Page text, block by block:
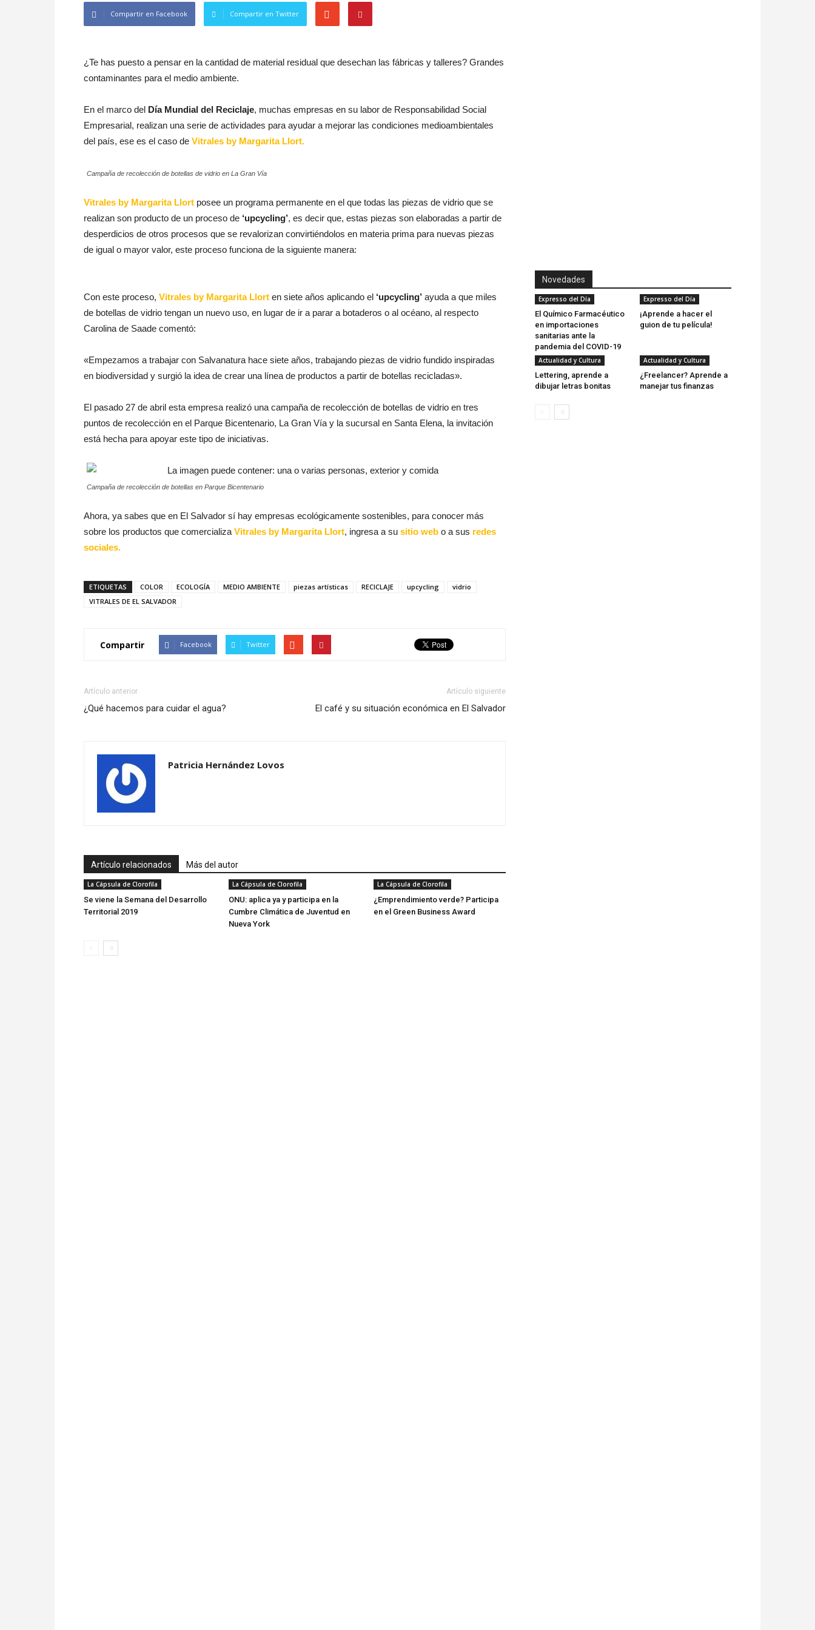
Compartir en Facebook Compartir en Twitter
¿Te has puesto a pensar en la cantidad de material residual que desechan las fábricas y talleres? Grandes
contaminantes para el medio ambiente.
En el marco del Día Mundial del Reciclaje, muchas empresas en su labor de Responsabilidad Social
Empresarial, realizan una serie de actividades para ayudar a mejorar las condiciones medioambientales
del país, ese es el caso de Vitrales by Margarita Llort.
Campaña de recolección de botellas de vidrio en La Gran Vía
Vitrales by Margarita Llort posee un programa permanente en el que todas las piezas de vidrio que se
realizan son producto de un proceso de ‘upcycling’, es decir que, estas piezas son elaboradas a partir de
desperdicios de otros procesos que se revalorizan convirtiéndolos en materia prima para nuevas piezas
de igual o mayor valor, este proceso funciona de la siguiente manera:
Con este proceso, Vitrales by Margarita Llort en siete años aplicando el ‘upcycling’ ayuda a que miles
de botellas de vidrio tengan un nuevo uso, en lugar de ir a parar a botaderos o al océano, al respecto
Carolina de Saade comentó:
«Empezamos a trabajar con Salvanatura hace siete años, trabajando piezas de vidrio fundido inspiradas
en biodiversidad y surgió la idea de crear una línea de productos a partir de botellas recicladas».
El pasado 27 de abril esta empresa realizó una campaña de recolección de botellas de vidrio en tres
puntos de recolección en el Parque Bicentenario, La Gran Vía y la sucursal en Santa Elena, la invitación
está hecha para apoyar este tipo de iniciativas.
Campaña de recolección de botellas en Parque Bicentenario
Ahora, ya sabes que en El Salvador sí hay empresas ecológicamente sostenibles, para conocer más
sobre los productos que comercializa Vitrales by Margarita Llort, ingresa a su sitio web o a sus redes
sociales.
ETIQUETAS COLOR ECOLOGÍA MEDIO AMBIENTE piezas artísticas RECICLAJE upcycling
vidrio
VITRALES DE EL SALVADOR
Compartir Facebook Twitter
Artículo anterior
¿Qué hacemos para cuidar el agua?
Artículo siguiente
El café y su situación económica en El Salvador
Patricia Hernández Lovos
Artículo relacionados Más del autor
La Cápsula de Clorofila
Se viene la Semana del Desarrollo
Territorial 2019
La Cápsula de Clorofila
ONU: aplica ya y participa en la
Cumbre Climática de Juventud en
Nueva York
La Cápsula de Clorofila
¿Emprendimiento verde? Participa
en el Green Business Award
Novedades
Expresso del Día
El Químico Farmacéutico
en importaciones
sanitarias ante la
pandemia del COVID-19
Expresso del Día
¡Aprende a hacer el
guion de tu película!
Actualidad y Cultura
Lettering, aprende a
dibujar letras bonitas
Actualidad y Cultura
¿Freelancer? Aprende a
manejar tus finanzas